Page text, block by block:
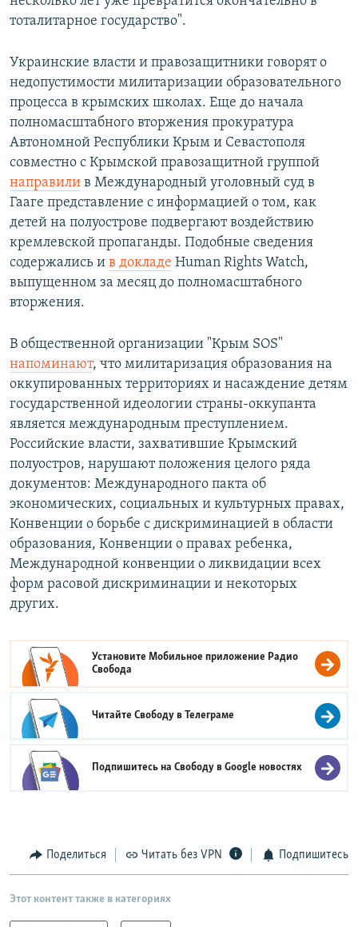
тоталитарное государство".
Украинские власти и правозащитники говорят о
недопустимости милитаризации образовательного
процесса в крымских школах. Еще до начала
полномасштабного вторжения прокуратура
Автономной Республики Крым и Севастополя
совместно с Крымской правозащитной группой
направили в Международный уголовный суд в
Гааге представление с информацией о том, как
детей на полуострове подвергают воздействию
кремлевской пропаганды. Подобные сведения
содержались и в докладе Human Rights Watch,
выпущенном за месяц до полномасштабного
вторжения.
В общественной организации "Крым SOS"
напоминают, что милитаризация образования на
оккупированных территориях и насаждение детям
государственной идеологии страны-оккупанта
является международным преступлением.
Российские власти, захватившие Крымский
полуостров, нарушают положения целого ряда
документов: Международного пакта об
экономических, социальных и культурных правах,
Конвенции о борьбе с дискриминацией в области
образования, Конвенции о правах ребенка,
Международной конвенции о ликвидации всех
форм расовой дискриминации и некоторых
других.
Установите Мобильное приложение Радио
Свобода
Читайте Свободу вТелеграме
Подпишитесь на Свободу вGoogle новостях
Поделиться Читать без VPN Подпишитесь
Этот контент также в категориях